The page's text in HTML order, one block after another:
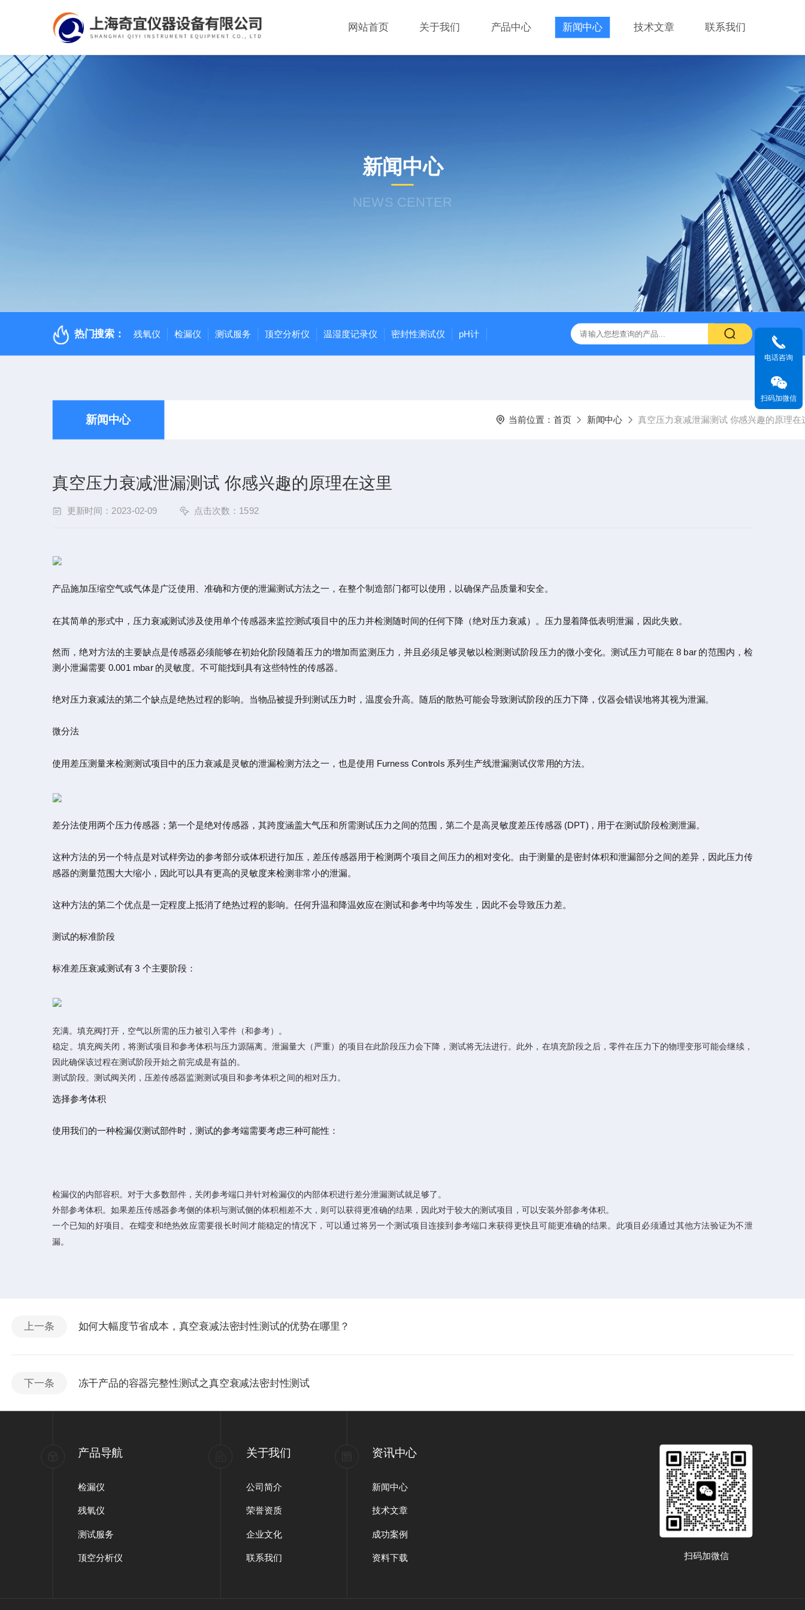
网站首页 关于我们 产品中心 新闻中心 技术文章 联系我们
新闻中心
NEWS CENTER
热门搜索： 残氧仪 检漏仪 测试服务 顶空分析仪 温湿度记录仪 密封性测试仪 pH计
新闻中心 当前位置： 首页 新闻中心 真空压力衰减泄漏测试 你感兴趣的原理在
真空压力衰减泄漏测试 你感兴趣的原理在这里
更新时间：2023-02-09 点击次数：1592
产品施加压缩空气或气体是广泛使用、准确和方便的泄漏测试方法之一，在整个制造部门都可以使用，以确保产品质量和安全。
在其简单的形式中，压力衰减测试涉及使用单个传感器来监控测试项目中的压力并检测随时间的任何下降（绝对压力衰减）。压力显着降低表明泄漏，因此失败。
然而，绝对方法的主要缺点是传感器必须能够在初始化阶段随着压力的增加而监测压力，并且必须足够灵敏以检测测试阶段压力的微小变化。测试压力可能在 8 bar 的范围内，检
测小泄漏需要 0.001 mbar 的灵敏度。不可能找到具有这些特性的传感器。
绝对压力衰减法的第二个缺点是绝热过程的影响。当物品被提升到测试压力时，温度会升高。随后的散热可能会导致测试阶段的压力下降，仪器会错误地将其视为泄漏。
微分法
使用差压测量来检测测试项目中的压力衰减是灵敏的泄漏检测方法之一，也是使用 Furness Controls 系列生产线泄漏测试仪常用的方法。
差分法使用两个压力传感器；第一个是绝对传感器，其跨度涵盖大气压和所需测试压力之间的范围，第二个是高灵敏度差压传感器 (DPT)，用于在测试阶段检测泄漏。
这种方法的另一个特点是对试样旁边的参考部分或体积进行加压，差压传感器用于检测两个项目之间压力的相对变化。由于测量的是密封体积和泄漏部分之间的差异，因此压力传
感器的测量范围大大缩小，因此可以具有更高的灵敏度来检测非常小的泄漏。
这种方法的第二个优点是一定程度上抵消了绝热过程的影响。任何升温和降温效应在测试和参考中均等发生，因此不会导致压力差。
测试的标准阶段
标准差压衰减测试有 3 个主要阶段：
充满。填充阀打开，空气以所需的压力被引入零件（和参考）。
稳定。填充阀关闭，将测试项目和参考体积与压力源隔离。泄漏量大（严重）的项目在此阶段压力会下降，测试将无法进行。此外，在填充阶段之后，零件在压力下的物理变形可能会继续，
因此确保该过程在测试阶段开始之前完成是有益的。
测试阶段。测试阀关闭，压差传感器监测测试项目和参考体积之间的相对压力。
选择参考体积
使用我们的一种检漏仪测试部件时，测试的参考端需要考虑三种可能性：
检漏仪的内部容积。对于大多数部件，关闭参考端口并针对检漏仪的内部体积进行差分泄漏测试就足够了。
外部参考体积。如果差压传感器参考侧的体积与测试侧的体积相差不大，则可以获得更准确的结果，因此对于较大的测试项目，可以安装外部参考体积。
一个已知的好项目。在蠕变和绝热效应需要很长时间才能稳定的情况下，可以通过将另一个测试项目连接到参考端口来获得更快且可能更准确的结果。此项目必须通过其他方法验证为不泄
漏。
上一条 如何大幅度节省成本，真空衰减法密封性测试的优势在哪里？
下一条 冻干产品的容器完整性测试之真空衰减法密封性测试
产品导航
检漏仪
残氧仪
测试服务
顶空分析仪
关于我们
公司简介
荣誉资质
企业文化
联系我们
资讯中心
新闻中心
技术文章
成功案例
资料下载 扫码加微信
电话咨询
扫码加微信